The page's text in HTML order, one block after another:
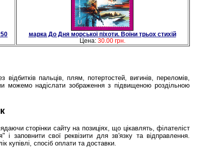
марка До Дня морської пiхоти. Воїни трьох стихiй
Цена: 30.00 грн.
пальців, плям, потертостей, вигинів, переломів,
можемо надіслати зображення з підвищеною роздільною
сторінки сайту на позиціях, що цікавлять, філателіст
заповнити свої реквізити для зв'язку та відправлення.
спосіб оплати та доставки.